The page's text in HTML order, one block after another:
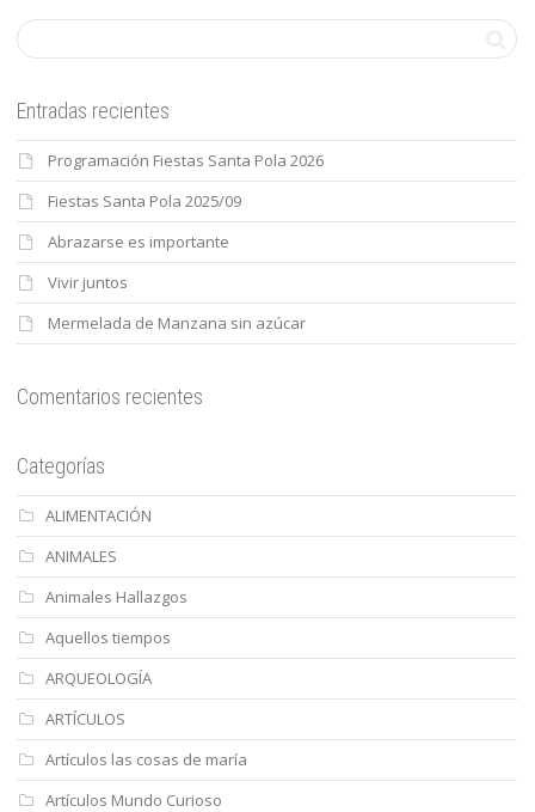
Entradas recientes
Programación Fiestas Santa Pola 2026
Fiestas Santa Pola 2025/09
Abrazarse es importante
Vivir juntos
Mermelada de Manzana sin azúcar
Comentarios recientes
Categorías
ALIMENTACIÓN
ANIMALES
Animales Hallazgos
Aquellos tiempos
ARQUEOLOGÍA
ARTÍCULOS
Artículos las cosas de maría
Artículos Mundo Curioso